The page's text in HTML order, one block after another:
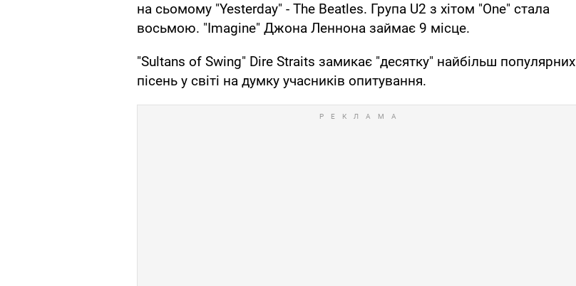
на сьомому "Yesterday" - The Beatles. Група U2 з хітом "One" стала
восьмою. "Imagine" Джона Леннона займає 9 місце.
"Sultans of Swing" Dire Straits замикає "десятку" найбільш популярних
пісень у світі на думку учасників опитування.